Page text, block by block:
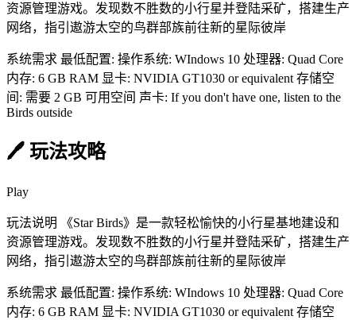
资源管理游戏。发现数不胜数的小行星并登陆采矿，搭建生产
网络，指引遨游太空的鸟群部族前往新的星际彼岸
系统需求 最低配置: 操作系统: WIndows 10 处理器: Quad Core
内存: 6 GB RAM 显卡: NVIDIA GT1030 or equivalent 存储空
间: 需要 2 GB 可用空间 声卡: If you don't have one, listen to the
Birds outside
🖊️ 玩法攻略
Play
玩法说明 《Star Birds》是一款轻松愉快的小行星基地建设和
资源管理游戏。发现数不胜数的小行星并登陆采矿，搭建生产
网络，指引遨游太空的鸟群部族前往新的星际彼岸
系统需求 最低配置: 操作系统: WIndows 10 处理器: Quad Core
内存: 6 GB RAM 显卡: NVIDIA GT1030 or equivalent 存储空